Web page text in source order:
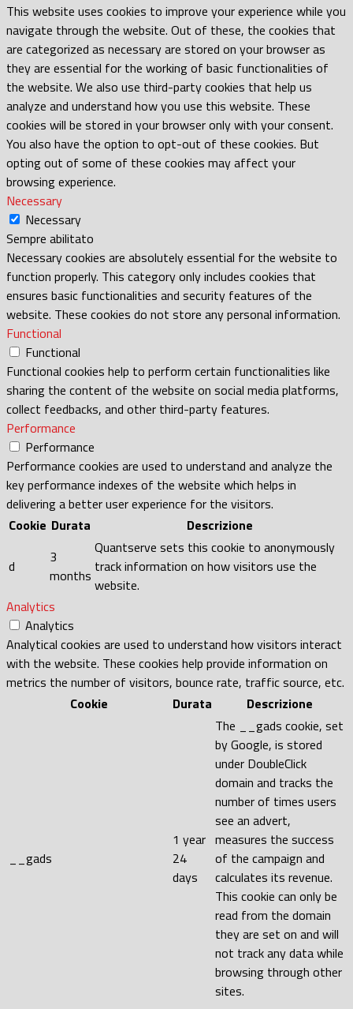
This website uses cookies to improve your experience while you
navigate through the website. Out of these, the cookies that
are categorized as necessary are stored on your browser as
they are essential for the working of basic functionalities of
the website. We also use third-party cookies that help us
analyze and understand how you use this website. These
cookies will be stored in your browser only with your consent.
You also have the option to opt-out of these cookies. But
opting out of some of these cookies may affect your
browsing experience.
Necessary
Necessary
Sempre abilitato
Necessary cookies are absolutely essential for the website to
function properly. This category only includes cookies that
ensures basic functionalities and security features of the
website. These cookies do not store any personal information.
Functional
Functional
Functional cookies help to perform certain functionalities like
sharing the content of the website on social media platforms,
collect feedbacks, and other third-party features.
Performance
Performance
Performance cookies are used to understand and analyze the
key performance indexes of the website which helps in
delivering a better user experience for the visitors.
Cookie Durata Descrizione
d
3
months
Quantserve sets this cookie to anonymously
track information on how visitors use the
website.
Analytics
Analytics
Analytical cookies are used to understand how visitors interact
with the website. These cookies help provide information on
metrics the number of visitors, bounce rate, traffic source, etc.
Cookie
Durata Descrizione
__gads
1 year
24
days
The __gads cookie, set
by Google, is stored
under DoubleClick
domain and tracks the
number of times users
see an advert,
measures the success
of the campaign and
calculates its revenue.
This cookie can only be
read from the domain
they are set on and will
not track any data while
browsing through other
sites.